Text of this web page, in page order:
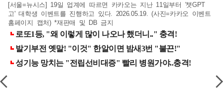
[서울=뉴시스] 19일 업계에 따르면 카카오는 지난 11일부터 '챗GPT
고' 대학생 이벤트를 진행하고 있다. 2026.05.19. (사진=카카오 이벤트
홈페이지 캡처) *재판매 및 DB 금지